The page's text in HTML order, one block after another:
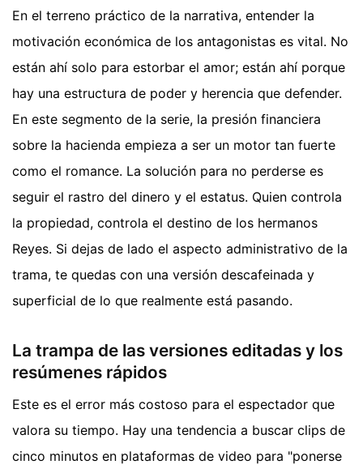
En el terreno práctico de la narrativa, entender la
motivación económica de los antagonistas es vital. No
están ahí solo para estorbar el amor; están ahí porque
hay una estructura de poder y herencia que defender.
En este segmento de la serie, la presión financiera
sobre la hacienda empieza a ser un motor tan fuerte
como el romance. La solución para no perderse es
seguir el rastro del dinero y el estatus. Quien controla
la propiedad, controla el destino de los hermanos
Reyes. Si dejas de lado el aspecto administrativo de la
trama, te quedas con una versión descafeinada y
superficial de lo que realmente está pasando.
La trampa de las versiones editadas y los
resúmenes rápidos
Este es el error más costoso para el espectador que
valora su tiempo. Hay una tendencia a buscar clips de
cinco minutos en plataformas de video para "ponerse